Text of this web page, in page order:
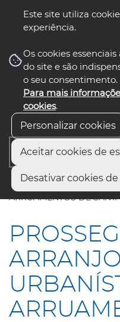
Este site utiliza
experiência.
Os cookies
do site e são
o seu consentimento.
Para mais
cookies.
Personalizar cookies
Aceitar cookies de
Desativar cookies
nos
Início
PROSSEGUEM OS
ARRUAMENTOS DE